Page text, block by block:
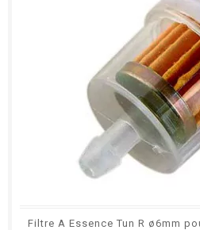
Filtre A Essence Tun R ø6mm